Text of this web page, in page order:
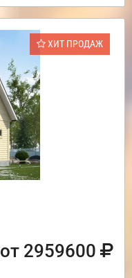
ХИТ ПРОДАЖ
от 2959600